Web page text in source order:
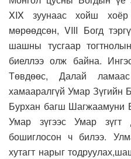
XIX зуунаас хойш
мөрөөдсөн, VIII Богд
шашны тусгаар
биеллээ олж байна.
Төвдөөс, Далай
хамааралгүй Умар Зүгийн
Бурхан багш Шагжаамуни
Умар зүгээс Умар зүгт
бошиглосон ч билээ.
хутагт нарыг